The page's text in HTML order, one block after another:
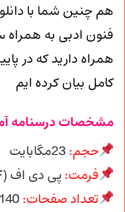
هم چنین شما با
فنون ادبی به همراه
همراه دارید که در
کامل بیان کرده ایم
مشخصات درسنامه
حجم:
فرمت: پی دی اف (
تعداد صفحات:140